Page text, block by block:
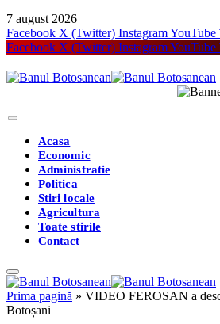
7 august 2026
Facebook X (Twitter) InstagramYouTube
Facebook X (Twitter) InstagramYouTube
Acasa
Economic
Administratie
Politica
Stiri locale
Agricultura
Toate stirile
Contact
Prima pagină » VIDEO FEROSAN a
Botoșani